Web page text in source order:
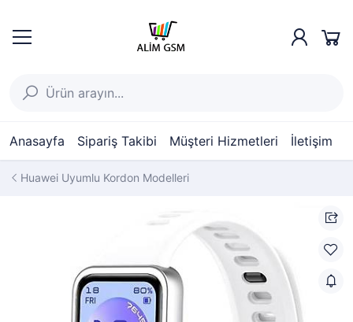
Anasayfa Sipariş Takibi Müşteri Hizmetleri İletişim
Huawei Uyumlu Kordon Modelleri